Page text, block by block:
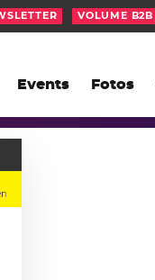
Events Fotos
VOLUME B2B